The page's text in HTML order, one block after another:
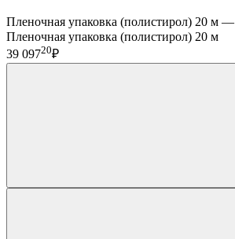
Пленочная упаковка (полистирол) 20 м —
Пленочная упаковка (полистирол) 20 м
39 09720₽